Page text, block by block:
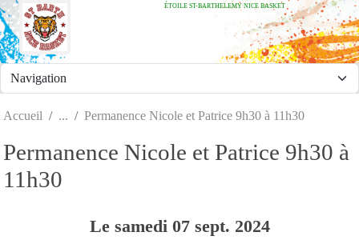
ÉTOILE ST-BARTHELEMY NICE BASKET
Accueil Permanence Nicole et Patrice 9h30 à 11h30
Permanence Nicole et Patrice 9h30 à
11h30
Le samedi 07 sept. 2024
Panneau de gestion des cookies